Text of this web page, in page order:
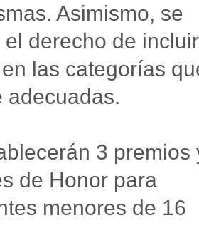
Asimismo, se
el derecho de incluir
las categorías
adecuadas.
3 premios
de Honor para
menores de 16